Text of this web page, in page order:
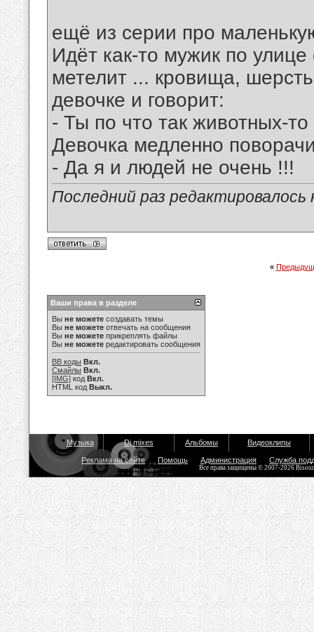
ещё из серии про
Идёт как-то мужик по улице
метелит ... кровища,
девочке и говорит:
- Ты по что так животных-
Девочка медленно
- Да я и людей не очень !!!
Последний раз
«
Ваши права в разделе
Вы не можете создавать темы
Вы не можете отвечать на сообщения
Вы не можете прикреплять файлы
Вы не можете редактировать сообщения
BB коды Вкл.
Смайлы Вкл.
[IMG] код Вкл.
HTML код Выкл.
Музыка Dj mixes Альбомы Видеоклипы
Реклама на сайте Помощь Администрация Служба
Все права защищены © 2007-2026